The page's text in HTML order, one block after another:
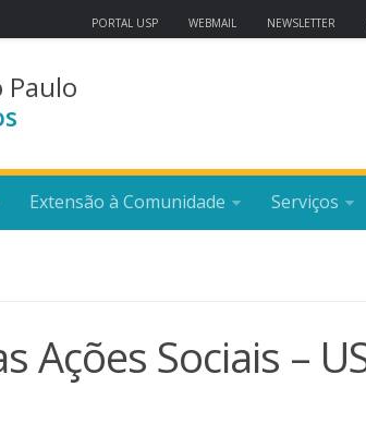
PORTAL USP WEBMAIL NEWSLETTER
Paulo
Extensão à Comunidade Serviços
Ações Sociais –